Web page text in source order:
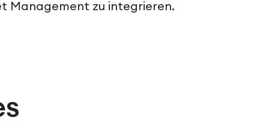
Management zu integrieren.